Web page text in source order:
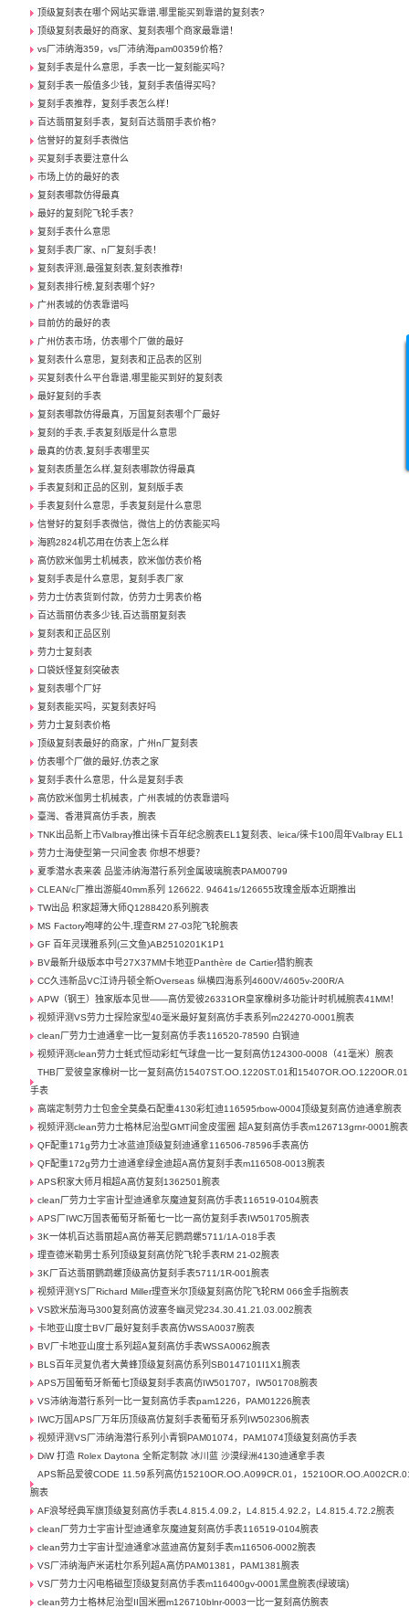
顶级复刻表在哪个网站买靠谱,哪里能买到靠谱的复刻表?
顶级复刻表最好的商家、复刻表哪个商家最靠谱！
vs厂沛纳海359，vs厂沛纳海pam00359价格？
复刻手表是什么意思，手表一比一复刻能买吗？
复刻手表一般值多少钱，复刻手表值得买吗？
复刻手表推荐，复刻手表怎么样！
百达翡丽复刻手表，复刻百达翡丽手表价格?
信誉好的复刻手表微信
买复刻手表要注意什么
市场上仿的最好的表
复刻表哪款仿得最真
最好的复刻陀飞轮手表？
复刻手表什么意思
复刻手表厂家、n厂复刻手表！
复刻表评测,最强复刻表,复刻表推荐!
复刻表排行榜,复刻表哪个好?
广州表城的仿表靠谱吗
目前仿的最好的表
广州仿表市场，仿表哪个厂做的最好
复刻表什么意思，复刻表和正品表的区别
买复刻表什么平台靠谱,哪里能买到好的复刻表
最好复刻的手表
复刻表哪款仿得最真，万国复刻表哪个厂最好
复刻的手表,手表复刻版是什么意思
最真的仿表,复刻手表哪里买
复刻表质量怎么样,复刻表哪款仿得最真
手表复刻和正品的区别，复刻版手表
手表复刻什么意思，手表复刻是什么意思
信誉好的复刻手表微信，微信上的仿表能买吗
海鸥2824机芯用在仿表上怎么样
高仿欧米伽男士机械表，欧米伽仿表价格
复刻手表是什么意思，复刻手表厂家
劳力士仿表货到付款，仿劳力士男表价格
百达翡丽仿表多少钱,百达翡丽复刻表
复刻表和正品区别
劳力士复刻表
口袋妖怪复刻突破表
复刻表哪个厂好
复刻表能买吗，买复刻表好吗
劳力士复刻表价格
顶级复刻表最好的商家，广州n厂复刻表
仿表哪个厂做的最好,仿表之家
复刻手表什么意思，什么是复刻手表
高仿欧米伽男士机械表，广州表城的仿表靠谱吗
臺灣、香港買高仿手表，腕表
TNK出品新上市Valbray推出徕卡百年纪念腕表EL1复刻表、leica/徕卡100周年Valbray EL1
劳力士海使型第一只间金表 你想不想要？
夏季潜水表来袭 品鉴沛纳海潜行系列金属玻璃腕表PAM00799
CLEAN/c厂推出游艇40mm系列 126622. 94641s/126655玫瑰金版本近期推出
TW出品 积家超薄大师Q1288420系列腕表
MS Factory咆哮的公牛,理查RM 27-03陀飞轮腕表
GF 百年灵璞雅系列(三文鱼)AB2510201K1P1
BV最新升级版本中号27X37MM卡地亚Panthère de Cartier猎豹腕表
CC久违新品VC江诗丹顿全新Overseas 纵横四海系列4600V/4605v-200R/A
APW（钢王）独家版本见世——高仿爱彼26331OR皇家橡树多功能计时机械腕表41MM！
视频评测VS劳力士探险家型40毫米最好复刻高仿手表系列m224270-0001腕表
clean厂劳力士迪通拿一比一复刻高仿手表116520-78590 白钢迪
视频评测clean劳力士蚝式恒动彩虹气球盘一比一复刻高仿124300-0008（41毫米）腕表
THB厂爱彼皇家橡树一比一复刻高仿15407ST.OO.1220ST.01和15407OR.OO.1220OR.01
手表
高端定制劳力士包金全莫桑石配重4130彩虹迪116595rbow-0004顶级复刻高仿迪通拿腕表
视频评测clean劳力士格林尼治型GMT间金皮蛋圈 超A复刻高仿手表m126713grnr-0001腕表
QF配重171g劳力士冰蓝迪顶级复刻迪通拿116506-78596手表高仿
QF配重172g劳力士迪通拿绿金迪超A高仿复刻手表m116508-0013腕表
APS积家大师月相超A高仿复刻1362501腕表
clean厂劳力士宇宙计型迪通拿灰魔迪复刻高仿手表116519-0104腕表
APS厂IWC万国表葡萄牙新葡七一比一高仿复刻手表IW501705腕表
3K一体机百达翡丽超A高仿蒂芙尼鹦鹉螺5711/1A-018手表
理查德米勒男士系列顶级复刻高仿陀飞轮手表RM 21-02腕表
3K厂百达翡丽鹦鹉螺顶级高仿复刻手表5711/1R-001腕表
视频评测YS厂Richard Miller理查米尔顶级复刻高仿陀飞轮RM 066金手指腕表
VS欧米茄海马300复刻高仿波塞冬幽灵党234.30.41.21.03.002腕表
卡地亚山度士BV厂最好复刻手表高仿WSSA0037腕表
BV厂卡地亚山度士系列超A复刻高仿手表WSSA0062腕表
BLS百年灵复仇者大黄蜂顶级复刻高仿系列SB0147101I1X1腕表
APS万国葡萄牙新葡七顶级复刻手表高仿IW501707，IW501708腕表
VS沛纳海潜行系列一比一复刻高仿手表pam1226，PAM01226腕表
IWC万国APS厂万年历顶级高仿复刻手表葡萄牙系列IW502306腕表
视频评测VS厂沛纳海潜行系列小青铜PAM01074，PAM1074顶级复刻高仿手表
DiW 打造 Rolex Daytona 全新定制款 冰川蓝 沙漠绿洲4130迪通拿手表
APS新品爱彼CODE 11.59系列高仿15210OR.OO.A099CR.01，
腕表
AF浪琴经典军旗顶级复刻高仿手表L4.815.4.09.2，L4.815.4.92.2，L4.815.4.72.2腕表
clean厂劳力士宇宙计型迪通拿灰魔迪复刻高仿手表116519-0104腕表
clean劳力士宇宙计型迪通拿冰蓝迪高仿复刻手表m116506-0002腕表
VS厂沛纳海庐米诺杜尔系列超A高仿PAM01381，PAM1381腕表
VS厂劳力士闪电格磁型顶级复刻高仿手表m116400gv-0001黑盘腕表(绿玻璃)
clean劳力士格林尼治型II国米圈m126710blnr-0003一比一复刻高仿腕表